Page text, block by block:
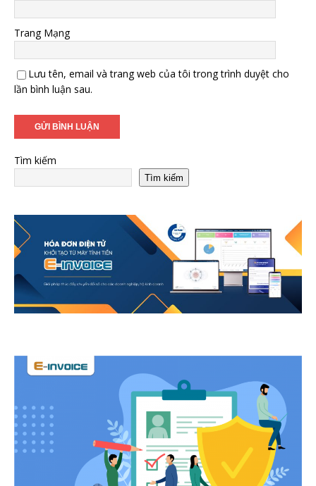
Trang Mạng
Lưu tên, email và trang web của tôi trong trình duyệt cho
lần bình luận sau.
Tìm kiếm
Tìm kiếm